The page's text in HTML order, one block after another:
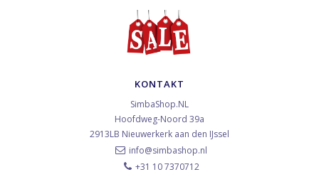
KONTAKT
SimbaShop.NL
Hoofdweg-Noord 39a
2913LB Nieuwerkerk aan den IJssel
info@simbashop.nl
+31 10 7370712